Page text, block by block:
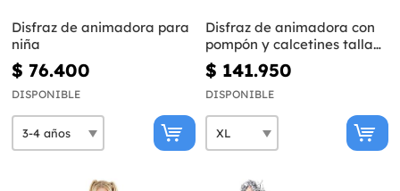
Disfraz de animadora para
niña
$ 76.400
DISPONIBLE
Disfraz de animadora con
pompón y calcetines talla
grande
$ 141.950
DISPONIBLE